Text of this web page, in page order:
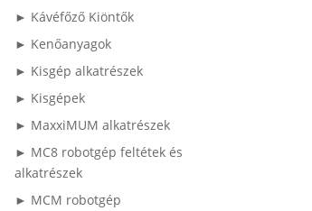
► Kávéfőző Kiöntők
► Kenőanyagok
► Kisgép alkatrészek
► Kisgépek
► MaxxiMUM alkatrészek
► MC8 robotgép feltétek és
alkatrészek
► MCM robotgép